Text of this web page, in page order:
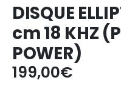
DISQUE
cm 18 KHZ
POWER)
199,00€